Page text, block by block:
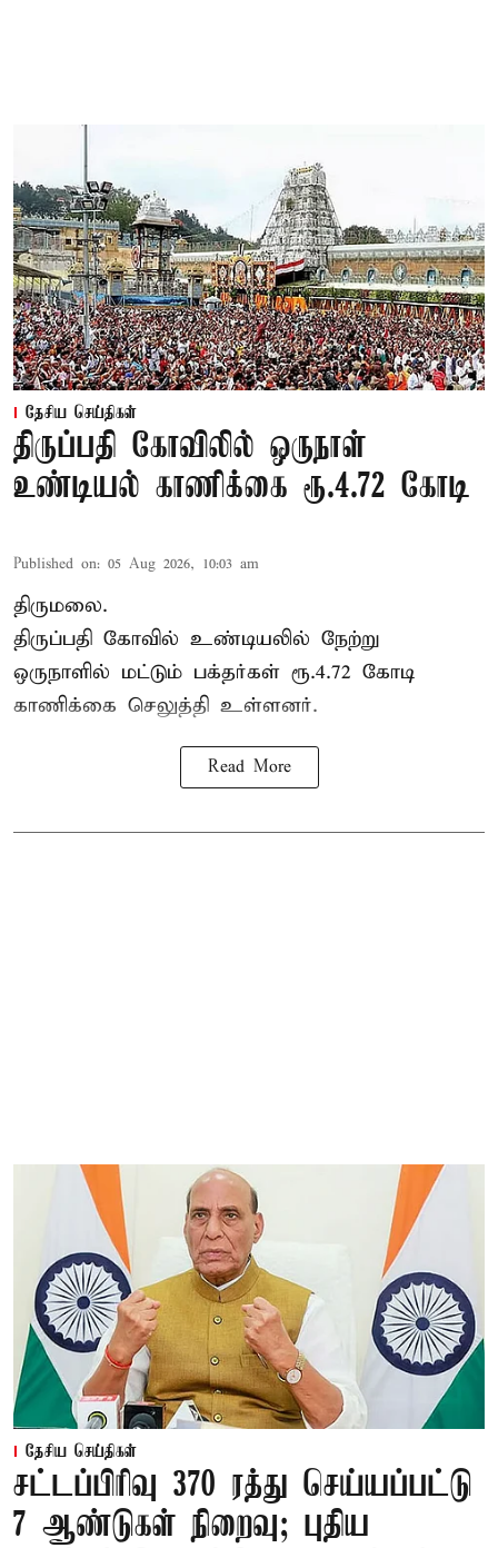
தேசிய செய்திகள்
திருப்பதி கோவிலில் ஒருநாள்
உண்டியல் காணிக்கை ரூ.4.72 கோடி
Published on: 05 Aug 2026, 10:03 am
திருமலை.
திருப்பதி கோவில் உண்டியலில் நேற்று
ஒருநாளில் மட்டும் பக்தர்கள் ரூ.4.72 கோடி
காணிக்கை செலுத்தி உள்ளனர்.
Read More
தேசிய செய்திகள்
சட்டப்பிரிவு 370 ரத்து செய்யப்பட்டு
7 ஆண்டுகள் நிறைவு; புதிய